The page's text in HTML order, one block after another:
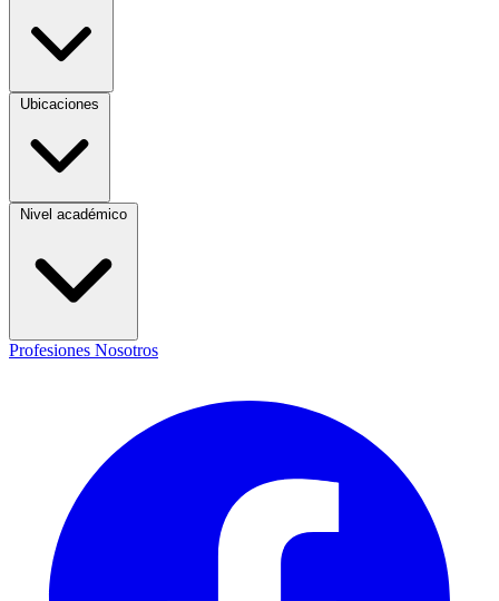
Ubicaciones
Nivel académico
Profesiones Nosotros